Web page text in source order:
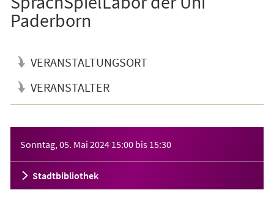
Paderborn
VERANSTALTUNGSORT
VERANSTALTER
Sonntag, 05. Mai 2024 15:00 bis 15:30
Stadtbibliothek